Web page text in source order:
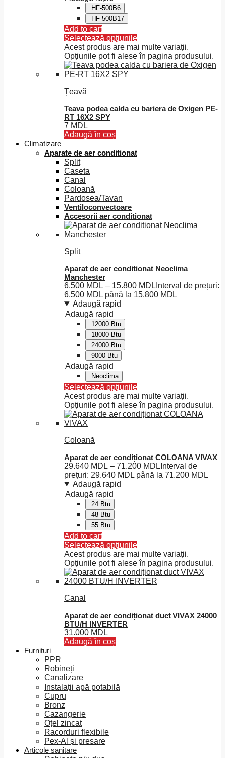
HF-500B6
HF-500B17
Add to cart
Selectează opțiunile
Acest produs are mai multe variații.
Opțiunile pot fi alese în pagina produsului.
Țeavă
Teava podea calda cu bariera de Oxigen PE-
RT 16X2 SPY
7 MDL
Adaugă în coș
Climatizare
Aparate de aer conditionat
Split
Caseta
Canal
Coloană
Pardosea/Tavan
Ventiloconvectoare
Accesorii aer conditionat
Split
Aparat de aer conditionat Neoclima
Manchester
6.500 MDL – 15.800 MDL Interval de prețuri:
6.500 MDL până la 15.800 MDL
Adaugă rapid
Adaugă rapid
12000 Btu
18000 Btu
24000 Btu
9000 Btu
Adaugă rapid
Neoclima
Selectează opțiunile
Acest produs are mai multe variații.
Opțiunile pot fi alese în pagina produsului.
Coloană
Aparat de aer condiționat COLOANA VIVAX
29.640 MDL – 71.200 MDL Interval de
prețuri: 29.640 MDL până la 71.200 MDL
Adaugă rapid
Adaugă rapid
24 Btu
48 Btu
55 Btu
Add to cart
Selectează opțiunile
Acest produs are mai multe variații.
Opțiunile pot fi alese în pagina produsului.
Canal
Aparat de aer condiționat duct VIVAX 24000
BTU/H INVERTER
31.000 MDL
Adaugă în coș
Furnituri
PPR
Robineți
Canalizare
Instalații apă potabilă
Cupru
Bronz
Cazangerie
Oțel zincat
Racorduri flexibile
Pex-Al și presare
Articole sanitare